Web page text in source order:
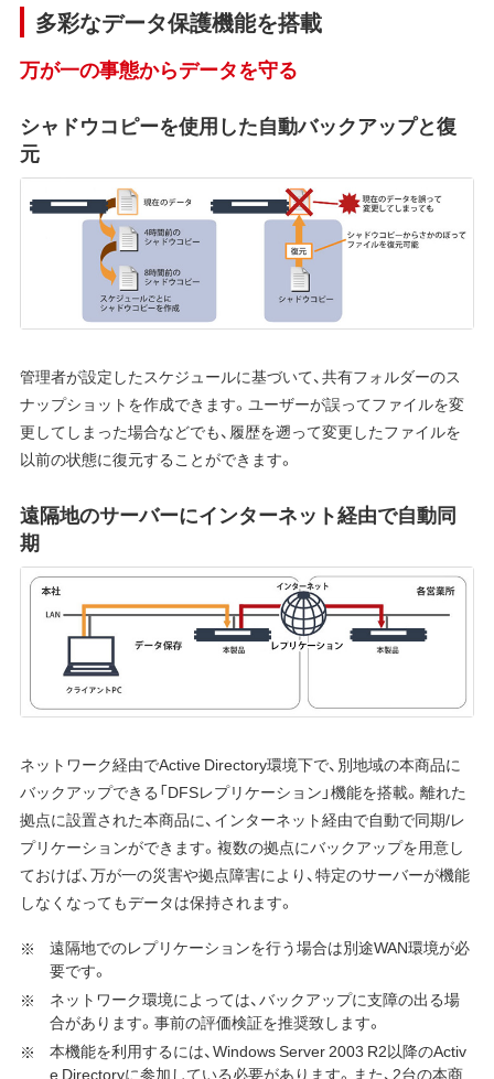
多彩なデータ保護機能を搭載
万が一の事態からデータを守る
シャドウコピーを使用した自動バックアップと復
元
管理者が設定したスケジュールに基づいて、共有フォルダーのス
ナップショットを作成できます。ユーザーが誤ってファイルを変
更してしまった場合などでも、履歴を遡って変更したファイルを
以前の状態に復元することができます。
遠隔地のサーバーにインターネット経由で自動同
期
ネットワーク経由でActive Directory環境下で、別地域の本商品に
バックアップできる「DFSレプリケーション」機能を搭載。離れた
拠点に設置された本商品に、インターネット経由で自動で同期/レ
プリケーションができます。複数の拠点にバックアップを用意し
ておけば、万が一の災害や拠点障害により、特定のサーバーが機能
しなくなってもデータは保持されます。
遠隔地でのレプリケーションを行う場合は別途WAN環境が必
要です。
ネットワーク環境によっては、バックアップに支障の出る場
合があります。事前の評価検証を推奨致します。
本機能を利用するには、Windows Server 2003 R2以降のActiv
e Directoryに参加している必要があります。また、2台の本商